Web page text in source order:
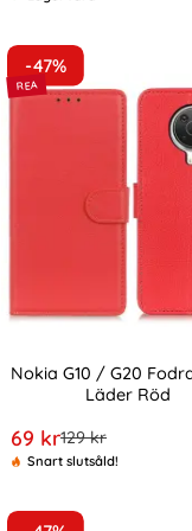
Tillgänglighet:
-47%
Nokia G10 / G20
Läder Röd
rea pris
69 krtidigare pris
129 kr
Snart slutsåld!
Nokia G10 / G20